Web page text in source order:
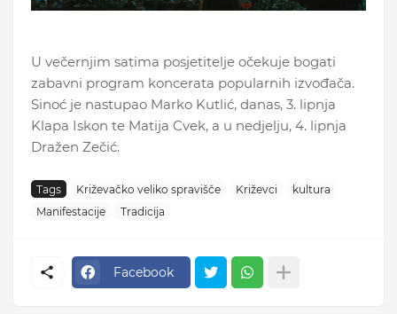
U večernjim satima posjetitelje očekuje bogati
zabavni program koncerata popularnih izvođača.
Sinoć je nastupao Marko Kutlić, danas, 3. lipnja
Klapa Iskon te Matija Cvek, a u nedjelju, 4. lipnja
Dražen Zečić.
Tags Križevačko veliko spravišče Križevci
kultura
Manifestacije
Tradicija
Facebook